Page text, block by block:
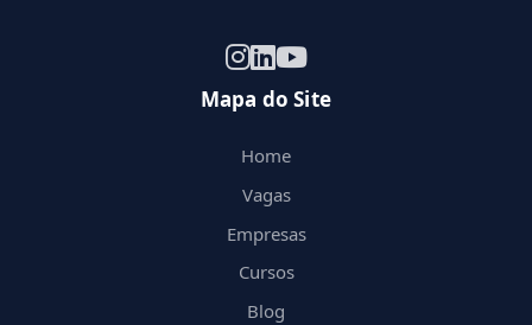
Mapa do Site
Home
Vagas
Empresas
Cursos
Blog